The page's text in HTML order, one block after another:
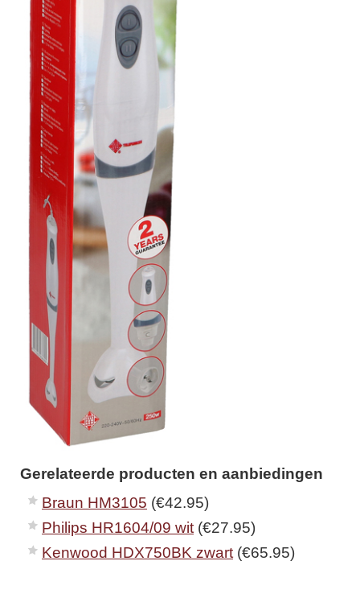
Gerelateerde producten en aanbiedingen
Braun HM3105 (€42.95)
Philips HR1604/09 wit (€27.95)
Kenwood HDX750BK zwart (€65.95)